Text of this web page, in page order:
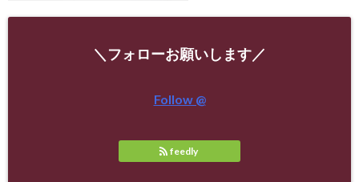
＼フォローお願いします／
Follow @
feedly